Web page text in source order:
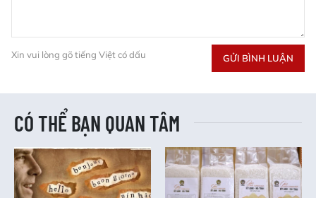
Xin vui lòng gõ tiếng Việt có dấu GỬI BÌNH LUẬN
CÓ THỂ BẠN QUAN TÂM